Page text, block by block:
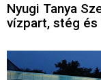
Nyugi Tanya
vízpart, stég és